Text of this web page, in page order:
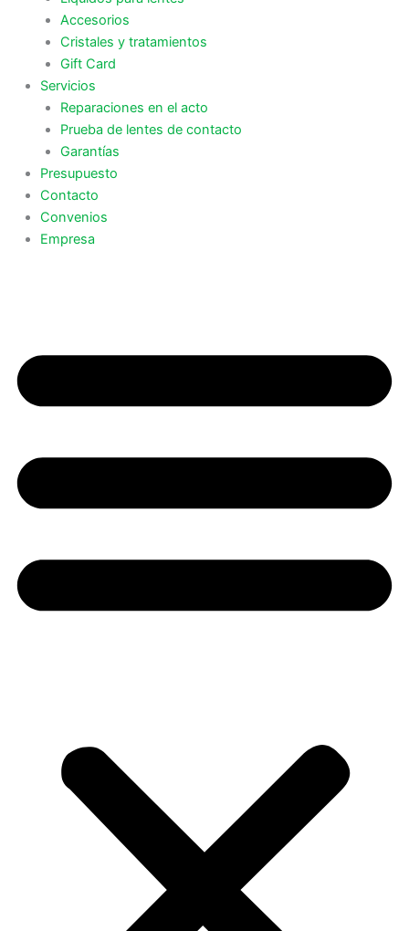
Accesorios
Cristales y tratamientos
Gift Card
Servicios
Reparaciones en el acto
Prueba de lentes de contacto
Garantías
Presupuesto
Contacto
Convenios
Empresa